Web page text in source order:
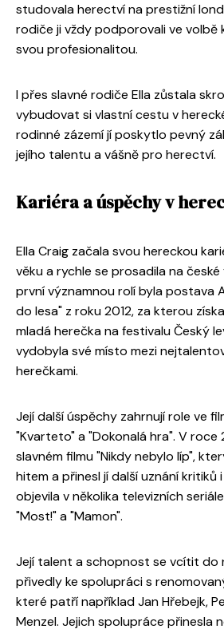
studovala herectví na prestižní
rodiče ji vždy podporovali ve volbě
svou profesionalitou.
I přes slavné rodiče Ella zůstala
vybudovat si vlastní cestu v
rodinné zázemí jí poskytlo pevný
jejího talentu a vášně pro herectví.
Kariéra a úspěchy v
Ella Craig začala svou hereckou
věku a rychle se prosadila na české
první významnou rolí byla postava
do lesa" z roku 2012, za kterou
mladá herečka na festivalu Český
vydobyla své místo mezi
herečkami.
Její další úspěchy zahrnují role ve
"Kvarteto" a "Dokonalá hra". V roce
slavném filmu "Nikdy nebylo líp",
hitem a přinesl jí další uznání kritiků
objevila v několika televizních
"Most!" a "Mamon".
Její talent a schopnost se vcítit do
přivedly ke spolupráci s
které patří například Jan Hřebejk,
Menzel. Jejich spolupráce přinesla